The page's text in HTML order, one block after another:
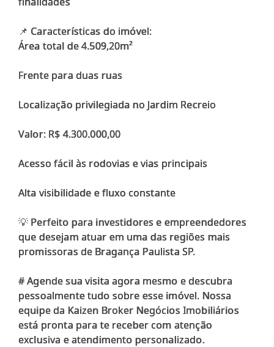
📌 Características do imóvel:
Área total de 4.509,20m²
Frente para duas ruas
Localização privilegiada no Jardim Recreio
Valor: R$ 4.300.000,00
Acesso fácil às rodovias e vias principais
Alta visibilidade e fluxo constante
💡 Perfeito para investidores e empreendedores
que desejam atuar em uma das regiões mais
promissoras de Bragança Paulista SP.
# Agende sua visita agora mesmo e descubra
pessoalmente tudo sobre esse imóvel. Nossa
equipe da Kaizen Broker Negócios Imobiliários
está pronta para te receber com atenção
exclusiva e atendimento personalizado.